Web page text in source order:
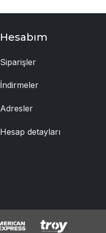
Hesabım
Siparişler
İndirmeler
Adresler
Hesap detayları